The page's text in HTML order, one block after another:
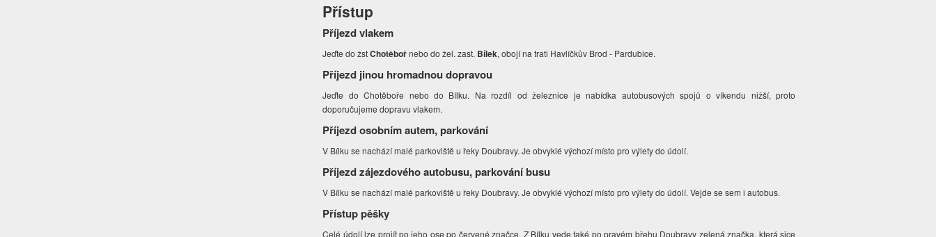
Přístup
Příjezd vlakem
Jeďte do žstChotěbořnebo do žel. zast. Bílek, obojí na trati Havlíčkův Brod - Pardubice.
Příjezd jinou hromadnou dopravou
Jeďte do Chotěboře nebo do Bílku. Na rozdíl od železnice je nabídka autobusových spojů o víkendu nižší, proto
doporučujeme dopravu vlakem.
Příjezd osobním autem, parkování
V Bílku se nachází malé parkoviště u řeky Doubravy. Je obvyklé výchozí místo pro výlety do údolí.
Příjezd zájezdového autobusu, parkování busu
V Bílku se nachází malé parkoviště u řeky Doubravy. Je obvyklé výchozí místo pro výlety do údolí. Vejde se sem i autobus.
Přístup pěšky
Celé údolí lze projít po jeho ose po červené značce. Z Bílku vede také po pravém břehu Doubravy zelená značka, která sice